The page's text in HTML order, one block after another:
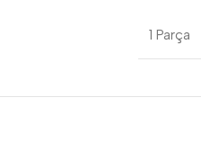
1 Parça